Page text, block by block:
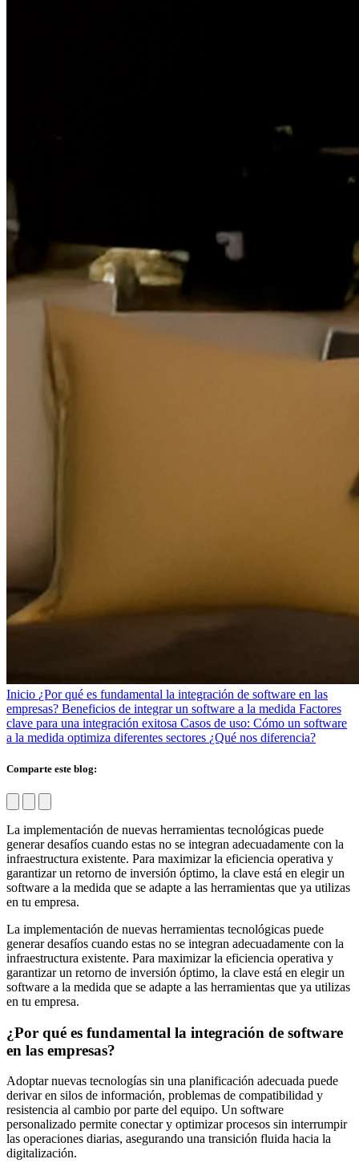
Inicio ¿Por qué es fundamental la integración de software en las
empresas? Beneficios de integrar un software a la medida Factores
clave para una integración exitosa Casos de uso: Cómo un software
a la medida optimiza diferentes sectores ¿Qué nos diferencia?
Comparte este blog:
La implementación de nuevas herramientas tecnológicas puede
generar desafíos cuando estas no se integran adecuadamente con la
infraestructura existente. Para maximizar la eficiencia operativa y
garantizar un retorno de inversión óptimo, la clave está en elegir un
software a la medida que se adapte a las herramientas que ya utilizas
en tu empresa.
La implementación de nuevas herramientas tecnológicas puede
generar desafíos cuando estas no se integran adecuadamente con la
infraestructura existente. Para maximizar la eficiencia operativa y
garantizar un retorno de inversión óptimo, la clave está en elegir un
software a la medida que se adapte a las herramientas que ya utilizas
en tu empresa.
¿Por qué es fundamental la integración de software
en las empresas?
Adoptar nuevas tecnologías sin una planificación adecuada puede
derivar en silos de información, problemas de compatibilidad y
resistencia al cambio por parte del equipo. Un software
personalizado permite conectar y optimizar procesos sin interrumpir
las operaciones diarias, asegurando una transición fluida hacia la
digitalización.